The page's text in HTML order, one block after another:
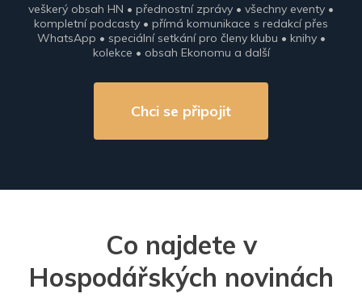
veškerý obsah HN • přednostní zprávy • všechny eventy •
kompletní podcasty • přímá komunikace s redakcí přes
WhatsApp • speciální setkání pro členy klubu • knihy •
kolekce • obsah Ekonomu a další
Chci se připojit
Co najdete v
Hospodářských novinách